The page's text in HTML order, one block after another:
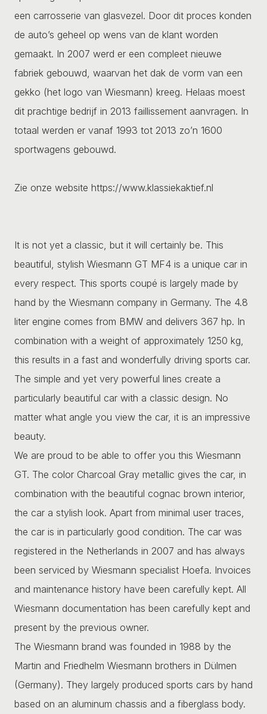
een carrosserie van glasvezel. Door dit proces konden
de auto’s geheel op wens van de klant worden
gemaakt. In 2007 werd er een compleet nieuwe
fabriek gebouwd, waarvan het dak de vorm van een
gekko (het logo van Wiesmann) kreeg. Helaas moest
dit prachtige bedrijf in 2013 faillissement aanvragen. In
totaal werden er vanaf 1993 tot 2013 zo’n 1600
sportwagens gebouwd.
Zie onze website https://www.klassiekaktief.nl
It is not yet a classic, but it will certainly be. This
beautiful, stylish Wiesmann GT MF4 is a unique car in
every respect. This sports coupé is largely made by
hand by the Wiesmann company in Germany. The 4.8
liter engine comes from BMW and delivers 367 hp. In
combination with a weight of approximately 1250 kg,
this results in a fast and wonderfully driving sports car.
The simple and yet very powerful lines create a
particularly beautiful car with a classic design. No
matter what angle you view the car, it is an impressive
beauty.
We are proud to be able to offer you this Wiesmann
GT. The color Charcoal Gray metallic gives the car, in
combination with the beautiful cognac brown interior,
the car a stylish look. Apart from minimal user traces,
the car is in particularly good condition. The car was
registered in the Netherlands in 2007 and has always
been serviced by Wiesmann specialist Hoefa. Invoices
and maintenance history have been carefully kept. All
Wiesmann documentation has been carefully kept and
present by the previous owner.
The Wiesmann brand was founded in 1988 by the
Martin and Friedhelm Wiesmann brothers in Dülmen
(Germany). They largely produced sports cars by hand
based on an aluminum chassis and a fiberglass body.